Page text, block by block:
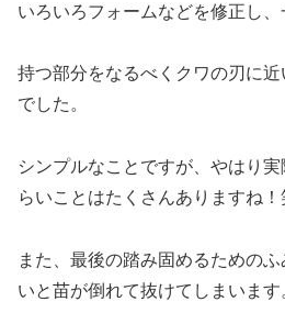
いろいろフォームなどを修正し、
持つ部分をなるべくクワの刃に
でした。
シンプルなことですが、やはり
らいことはたくさんありますね！
また、最後の踏み固めるための
いと苗が倒れて抜けてしまいます